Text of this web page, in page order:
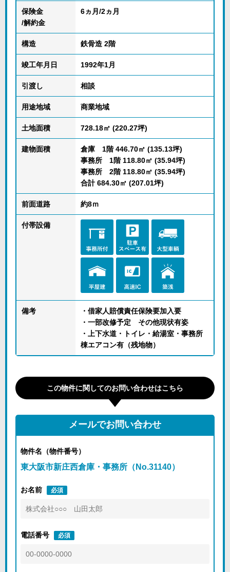
保険金
/解約金
6ヵ月/2ヵ月
構造 鉄骨造 2階
竣工年月日 1992年1月
引渡し 相談
用途地域 商業地域
土地面積 728.18㎡ (220.27坪)
建物面積
倉庫 1階 446.70㎡ (135.13坪)
事務所 1階 118.80㎡ (35.94坪)
事務所 2階 118.80㎡ (35.94坪)
合計 684.30㎡ (207.01坪)
前面道路 約8ｍ
付帯設備
備考
・借家人賠償責任保険要加入要
・一部改修予定 その他現状有姿
・上下水道・トイレ・給湯室・事務所
棟エアコン有（残地物）
この物件に関してのお問い合わせはこちら
メールでお問い合わせ
物件名（物件番号）
東大阪市新庄西倉庫・事務所（No.31140）
お名前 必須
電話番号 必須